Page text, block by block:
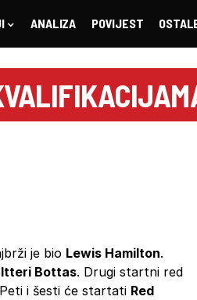
ANALIZA POVIJEST
je bio Lewis Hamilton.
Bottas. Drugi startni red
i šesti će startati Red